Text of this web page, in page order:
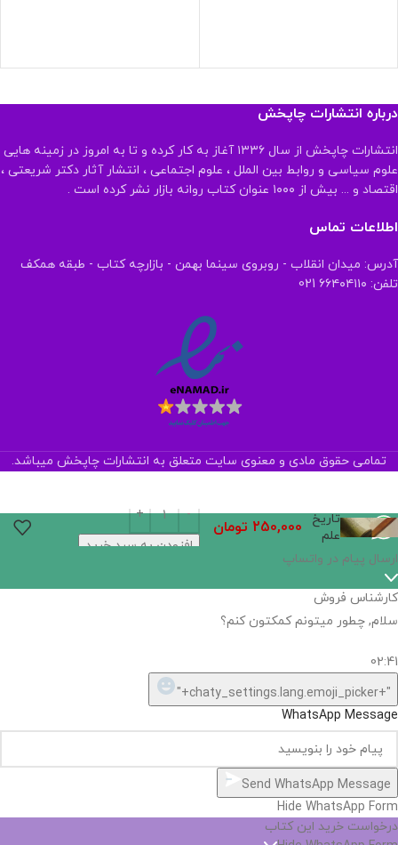
درباره انتشارات چاپخش
انتشارات چاپخش از سال ۱۳۳۶ آغاز به کار کرده و تا به امروز در زمینه هایی
علوم سیاسی و روابط بین الملل ، علوم اجتماعی ، انتشار آثار دکتر شریعتی ،
اقتصاد و ... بیش از ۱۰۰۰ عنوان کتاب روانه بازار نشر کرده است .
اطلاعات تماس
آدرس: میدان انقلاب - روبروی سینما بهمن - بازارچه کتاب - طبقه همکف
تلفن: ۶۶۴۰۴۱۱۰ 021
تمامی حقوق مادی و معنوی سایت متعلق به انتشارات چاپخش میباشد.
تاریخ
علم
250,000 تومان
افزودن به سبد خرید
اگر
نیست,
شاید
بتونیم
تهیه
Hide
chaty
ارسال پیام در واتساپ